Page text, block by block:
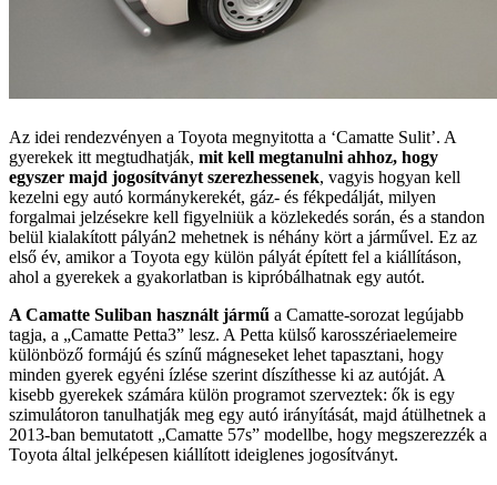
Az idei rendezvényen a Toyota megnyitotta a ‘Camatte Sulit’. A
gyerekek itt megtudhatják, mit kell megtanulni ahhoz, hogy
egyszer majd jogosítványt szerezhessenek, vagyis hogyan kell
kezelni egy autó kormánykerekét, gáz- és fékpedálját, milyen
forgalmai jelzésekre kell figyelniük a közlekedés során, és a standon
belül kialakított pályán2 mehetnek is néhány kört a járművel. Ez az
első év, amikor a Toyota egy külön pályát épített fel a kiállításon,
ahol a gyerekek a gyakorlatban is kipróbálhatnak egy autót.
A Camatte Suliban használt jármű a Camatte-sorozat legújabb
tagja, a „Camatte Petta3” lesz. A Petta külső karosszériaelemeire
különböző formájú és színű mágneseket lehet tapasztani, hogy
minden gyerek egyéni ízlése szerint díszíthesse ki az autóját. A
kisebb gyerekek számára külön programot szerveztek: ők is egy
szimulátoron tanulhatják meg egy autó irányítását, majd átülhetnek a
2013-ban bemutatott „Camatte 57s” modellbe, hogy megszerezzék a
Toyota által jelképesen kiállított ideiglenes jogosítványt.